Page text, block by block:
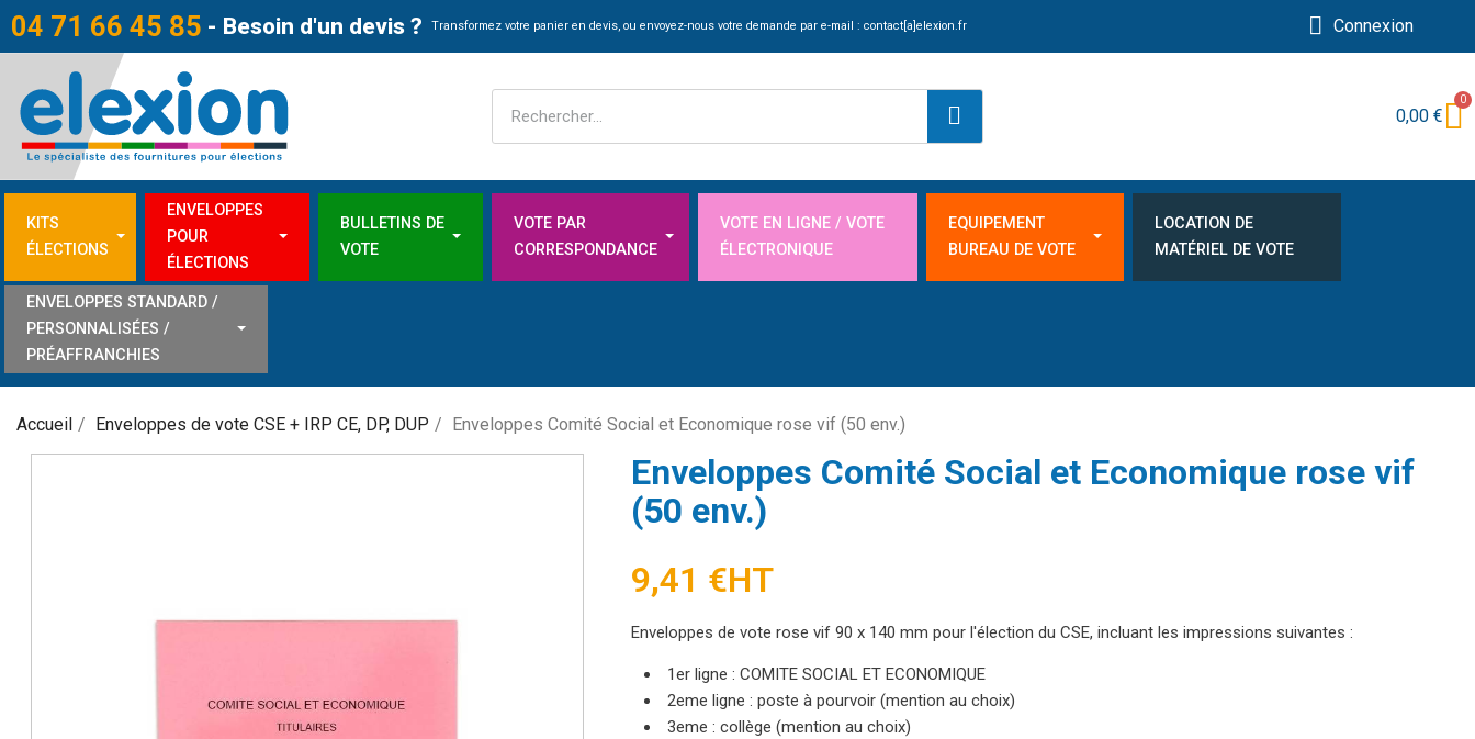
04 71 66 45 85 - Besoin d'un devis ? Transformez votre panier en devis, ou envoyez-nous votre demande par e-mail : contact[a]elexion.fr Connexion
0,00 €
KITS
ÉLECTIONS
ENVELOPPES
POUR
ÉLECTIONS
BULLETINS DE
VOTE
VOTE PAR
CORRESPONDANCE
VOTE EN LIGNE / VOTE
ÉLECTRONIQUE
EQUIPEMENT
BUREAU DE VOTE
LOCATION DE
MATÉRIEL DE VOTE
ENVELOPPES STANDARD /
PERSONNALISÉES /
PRÉAFFRANCHIES
Accueil Enveloppes de vote CSE + IRP CE, DP, DUP Enveloppes Comité Social et Economique rose vif (50 env.)
Enveloppes Comité Social et Economique rose vif
(50 env.)
9,41 €HT
Enveloppes de vote rose vif 90 x 140 mm pour l'élection du CSE, incluant les impressions suivantes :
1er ligne : COMITE SOCIAL ET ECONOMIQUE
2eme ligne : poste à pourvoir (mention au choix)
3eme : collège (mention au choix)